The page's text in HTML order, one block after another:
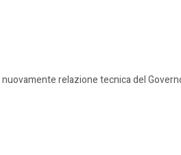
relazione tecnica del